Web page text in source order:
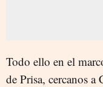
Todo ello en el
de Prisa, cercanos